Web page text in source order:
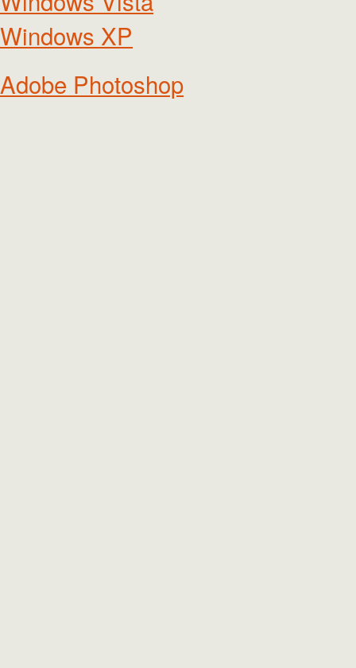
Windows XP
Adobe Photoshop